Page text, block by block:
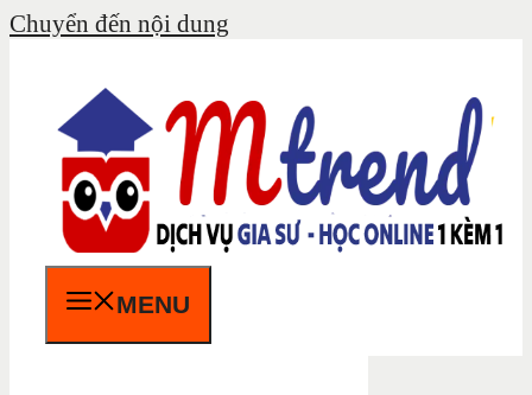
Chuyển đến nội dung
MENU